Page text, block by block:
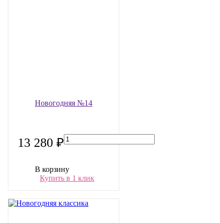
Новогодняя №14
13 280 ₽
В корзину
Купить в 1 клик